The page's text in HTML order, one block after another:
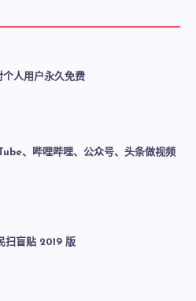
人用户永久免费
、哔哩哔哩、公众号、头条做视频
扫盲贴 2019 版